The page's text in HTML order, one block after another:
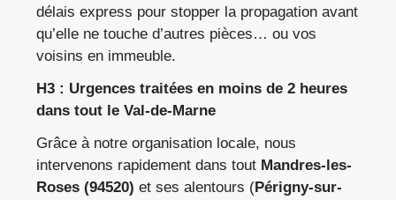
délais express pour stopper la propagation avant
qu’elle ne touche d’autres pièces… ou vos
voisins en immeuble.
H3 : Urgences traitées en moins de 2 heures
dans tout le Val-de-Marne
Grâce à notre organisation locale, nous
intervenons rapidement dans tout Mandres-les-
Roses (94520) et ses alentours (Périgny-sur-